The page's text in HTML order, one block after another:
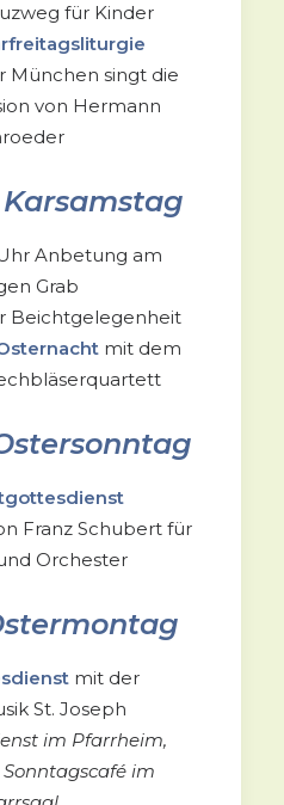
für Kinder
München singt die
von Hermann
Anbetung am
Grab
Beichtgelegenheit
mit dem
Franz Schubert für
Orchester
mit der
St. Joseph
im Pfarrheim,
im